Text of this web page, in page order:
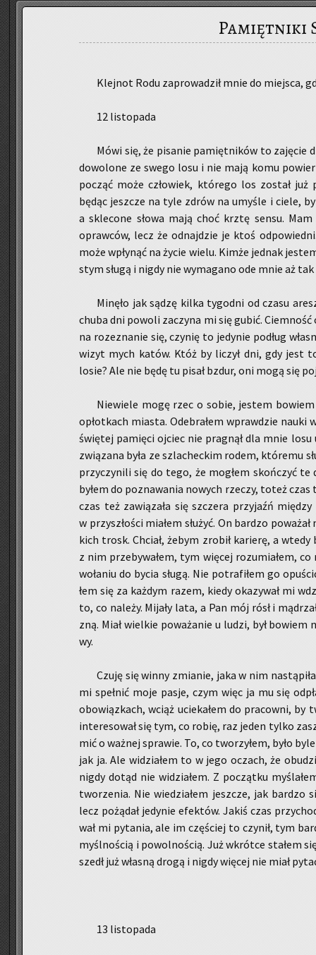
Pamiętniki
Klej­not Rodu za­pro­wa­dził mnie do miej­sca,
12 li­sto­pa­da
Mówi się, że pi­sa­nie pa­mięt­ni­ków to
do­wo­lo­ne ze swego losu i nie mają komu
po­cząć może czło­wiek, któ­re­go los zo­stał już
będąc jesz­cze na tyle zdrów na umy­śle i ciele,
a skle­co­ne słowa mają choć krztę sensu.
opraw­ców, lecz że od­naj­dzie je ktoś
może wpły­nąć na życie wielu. Kimże jed­nak
stym sługą i nigdy nie wy­ma­ga­no ode mnie aż
Mi­nę­ło jak sądzę kilka ty­go­dni od czasu
chu­ba dni po­wo­li za­czy­na mi się gubić.
na ro­ze­zna­nie się, czy­nię to je­dy­nie po­dług
wizyt mych katów. Któż by li­czył dni, gdy jest
losie? Ale nie będę tu pisał bzdur, oni mogą się
Nie­wie­le mogę rzec o sobie, je­stem
opłot­kach mia­sta. Ode­bra­łem wpraw­dzie nauki
świę­tej pa­mię­ci oj­ciec nie pra­gnął dla mnie
zwią­za­na była ze szla­chec­kim rodem, któ­re­mu
przy­czy­ni­li się do tego, że mo­głem skoń­czyć
byłem do po­zna­wa­nia no­wych rze­czy, toteż
czas też za­wią­za­ła się szcze­ra przy­jaźń
w przy­szło­ści mia­łem słu­żyć. On bar­dzo
kich trosk. Chciał, żebym zro­bił ka­rie­rę, a
z nim prze­by­wa­łem, tym wię­cej ro­zu­mia­łem,
wo­ła­niu do bycia sługą. Nie po­tra­fi­łem go
łem się za każ­dym razem, kiedy oka­zy­wał mi
to, co na­le­ży. Mi­ja­ły lata, a Pan mój rósł i
zną. Miał wiel­kie po­wa­ża­nie u ludzi, był
wy.
Czuję się winny zmia­nie, jaka w nim
mi speł­nić moje pasje, czym więc ja mu się
obo­wiąz­kach, wciąż ucie­ka­łem do pra­cow­ni, by
in­te­re­so­wał się tym, co robię, raz jeden tylko
mić o waż­nej spra­wie. To, co two­rzy­łem, było
jak ja. Ale wi­dzia­łem to w jego oczach, że
nigdy dotąd nie wi­dzia­łem. Z po­cząt­ku
two­rze­nia. Nie wie­dzia­łem jesz­cze, jak bar­dzo
lecz po­żą­dał je­dy­nie efek­tów. Jakiś czas
wał mi py­ta­nia, ale im czę­ściej to czy­nił, tym
myśl­no­ścią i po­wol­no­ścią. Już wkrót­ce sta­łem
szedł już wła­sną drogą i nigdy wię­cej nie miał
13 li­sto­pa­da